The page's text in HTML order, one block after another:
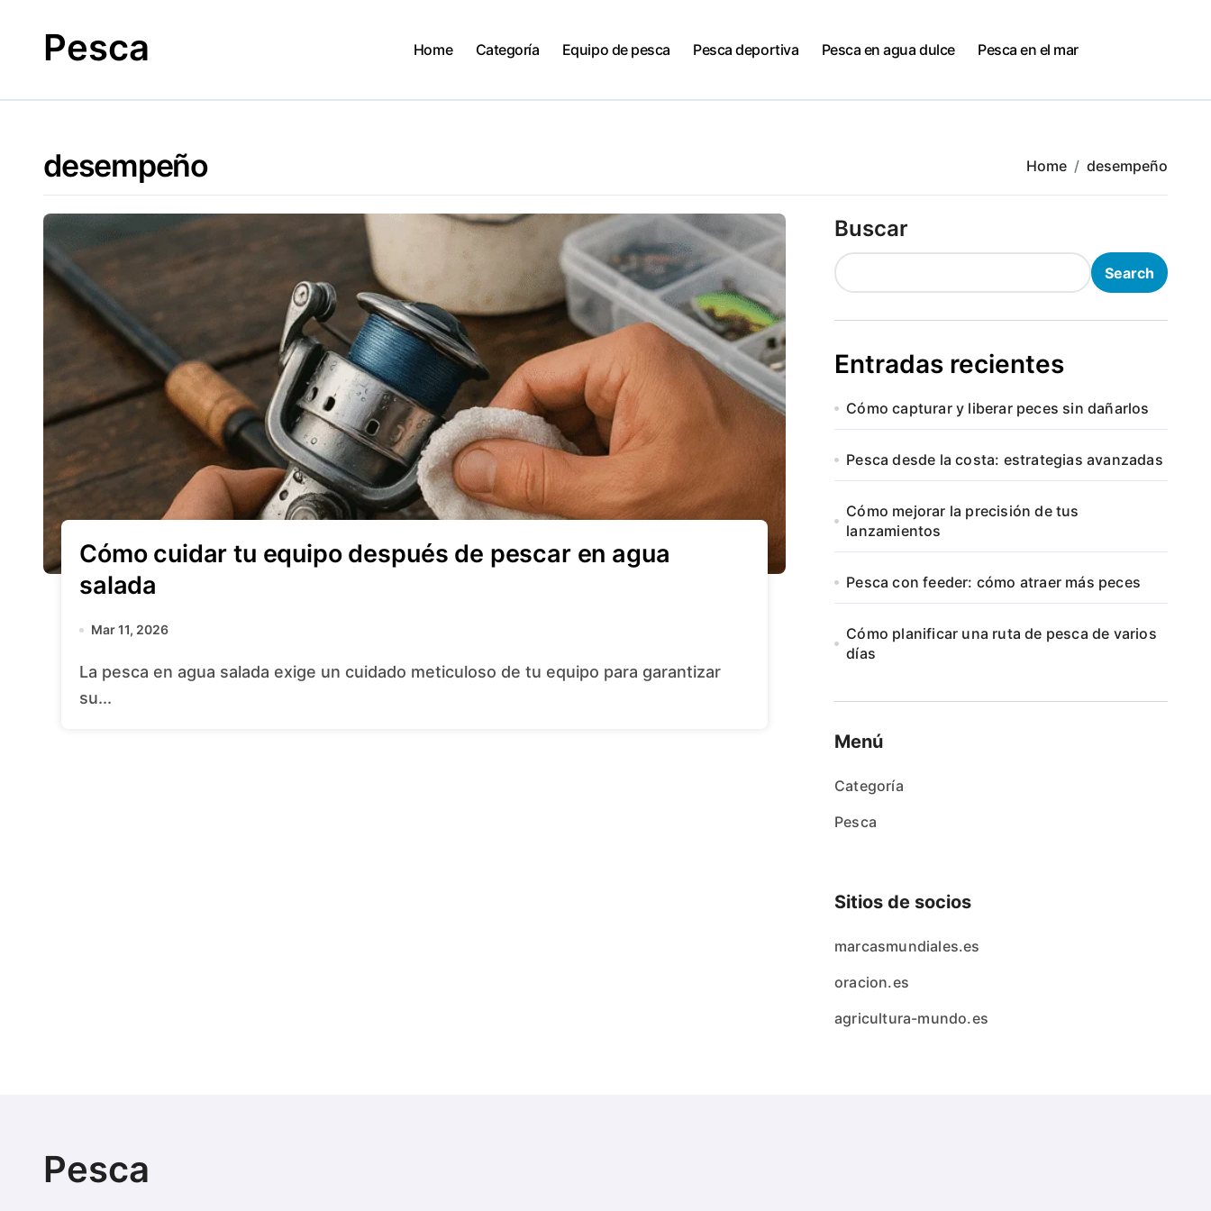
contentPesca Home Categoría Equipo de pesca Pesca deportiva Pesca en agua dulce Pesca en el mar
desempeño Home desempeño
Cómo cuidar tu equipo después de pescar en agua
salada
Mar 11, 2026
La pesca en agua salada exige un cuidado meticuloso de tu equipo para garantizar
su...
Buscar
Search
Entradas recientes
Cómo capturar y liberar peces sin dañarlos
Pesca desde la costa: estrategias avanzadas
Cómo mejorar la precisión de tus
lanzamientos
Pesca con feeder: cómo atraer más peces
Cómo planificar una ruta de pesca de varios
días
Menú
Categoría
Pesca
Sitios de socios
marcasmundiales.es
oracion.es
agricultura-mundo.es
Pesca